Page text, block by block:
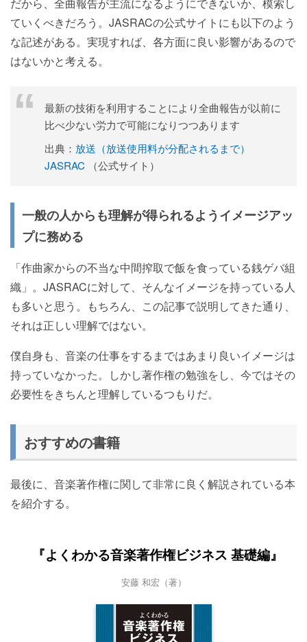
ていくべきだろう。JASRACの公式サイトにも以下のよう
な記述がある。実現すれば、各方面に良い影響があるので
はないかと考える。
最新の技術を利用することにより全曲報告が以前に
比べ少ない労力で可能になりつつあります
出典： 放送（放送使用料が分配されるまで）
JASRAC （公式サイト）
一般の人からも理解が得られるようイメージアッ
プに務める
「作曲家からの不当な中間搾取で飯を食っている銭ゲバ組
織」。JASRACに対して、そんなイメージを持っている人
も多いと思う。もちろん、この記事で説明してきた通り、
それは正しい理解ではない。
僕自身も、音楽の仕事をするまではあまり良いイメージは
持っていなかった。しかし著作権の勉強をし、今ではその
必要性をきちんと理解しているつもりだ。
おすすめの書籍
最後に、音楽著作権に関して非常に良く解説されている本
を紹介する。
『よくわかる音楽著作権ビジネス 基礎編』
安藤 和宏（著）